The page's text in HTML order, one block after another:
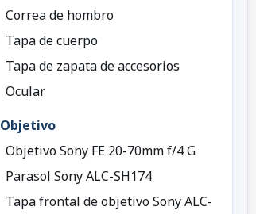
Correa de hombro
Tapa de cuerpo
Tapa de zapata de accesorios
Ocular
Objetivo
Objetivo Sony FE 20-70mm f/4 G
Parasol Sony ALC-SH174
Tapa frontal de objetivo Sony ALC-